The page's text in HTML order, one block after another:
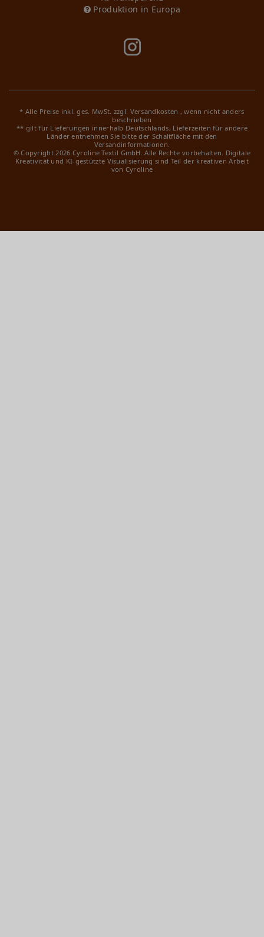
Produktion in Europa
* Alle Preise inkl. ges. MwSt. zzgl. Versandkosten , wenn nicht anders
beschrieben
** gilt für Lieferungen innerhalb Deutschlands, Lieferzeiten für andere
Länder entnehmen Sie bitte der Schaltfläche mit den
Versandinformationen.
© Copyright 2026 Cyroline Textil GmbH. Alle Rechte vorbehalten. Digitale
Kreativität und KI-gestützte Visualisierung sind Teil der kreativen Arbeit
von Cyroline